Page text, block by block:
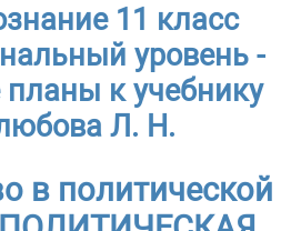
11 класс
уровень -
к учебнику
Л. Н.
в политической